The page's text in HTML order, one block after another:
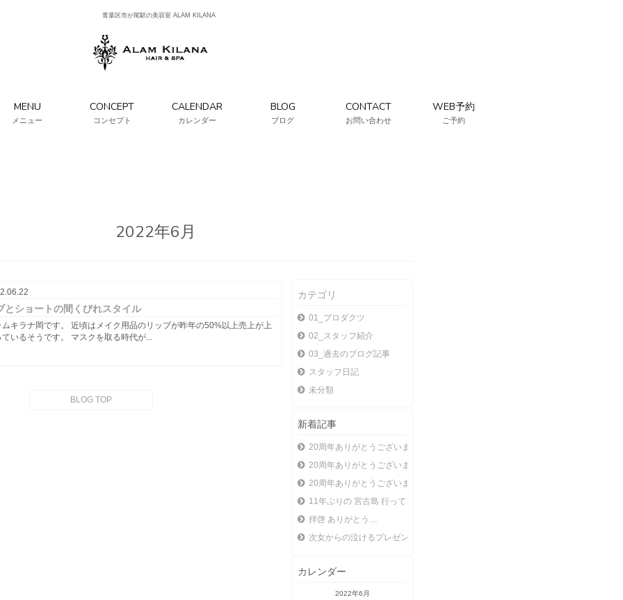
青葉区市が尾駅の美容室 ALAM KILANA
MENU
メニュー
CONCEPT
コンセプト
CALENDAR
カレンダー
BLOG
ブログ
CONTACT
お問い合わせ
WEB予約
ご予約
2022年6月
とショートの間くびれスタイル
ムキラナ岡です。 近頃はメイク用品のリップが昨年の50%以上売上が上
ているそうです。 マスクを取る時代が...
BLOG TOP
カテゴリ
01_プロダクツ
02_スタッフ紹介
03_過去のブログ記事
スタッフ日記
未分類
新着記事
20周年ありがとうございます！ 家族編
20周年ありがとうございます！スタッフ編
20周年ありがとうございます！お客様 編
11年ぶりの 宮古島 行ってきました
拝啓 ありがとう…
次女からの泣けるプレゼント
カレンダー
2022年6月